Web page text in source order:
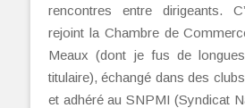
rencontres entre dirigeants.
rejoint la Chambre de
Meaux (dont je fus de
titulaire), échangé dans des
et adhéré au SNPMI (Syndicat